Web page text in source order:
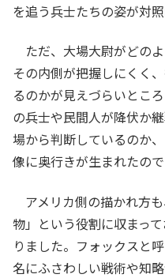
を追う兵士たちの姿が対
ただ、大場大尉がどの
その内側が把握しにくく
るのかが見えづらいとこ
の兵士や民間人が降伏か
場から判断しているのか
像に奥行きが生まれたの
アメリカ側の描かれ方
物」という役割に収まっ
りました。フォックスと
名にふさわしい戦術や知